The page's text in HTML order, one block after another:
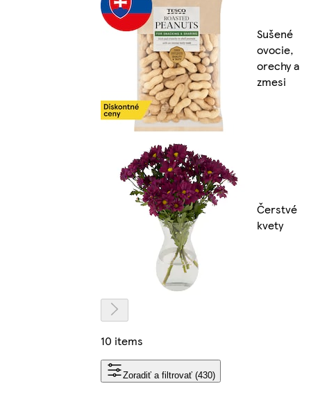
Sušené
ovocie,
orechy a
zmesi
Čerstvé
kvety
10 items
Zoradiť a filtrovať (430)